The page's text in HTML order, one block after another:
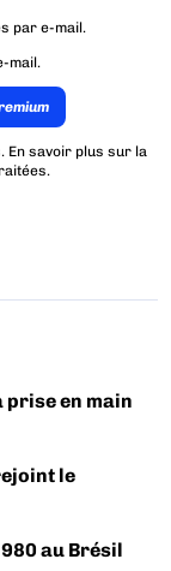
par e-mail.
mail.
En savoir plus sur la
.
prise en main
le
au Brésil